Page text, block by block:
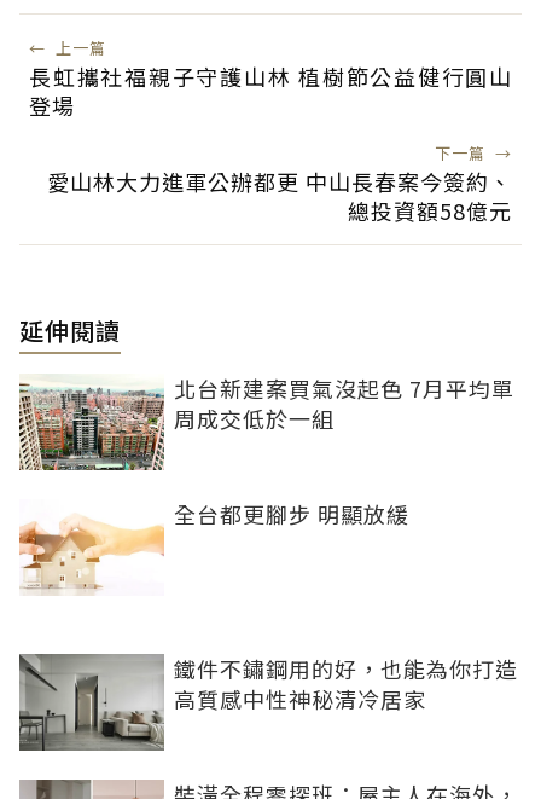
← 上一篇
長虹攜社福親子守護山林 植樹節公益健行圓山
登場
下一篇 →
愛山林大力進軍公辦都更 中山長春案今簽約、
總投資額58億元
延伸閱讀
北台新建案買氣沒起色 7月平均單
周成交低於一組
全台都更腳步 明顯放緩
鐵件不鏽鋼用的好，也能為你打造
高質感中性神秘清冷居家